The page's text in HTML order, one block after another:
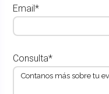
Email*
Consulta*